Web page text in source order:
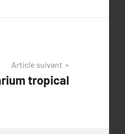
Article suivant
tropical